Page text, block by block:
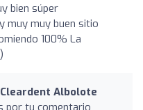
bien súper
muy muy buen sitio
100% La
Albolote
por tu comentario